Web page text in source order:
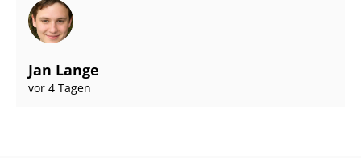
Jan Lange
vor 4 Tagen